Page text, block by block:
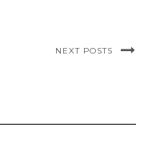
NEXT POSTS